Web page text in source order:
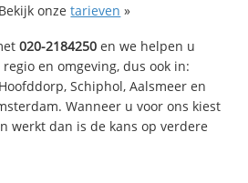
onzetarieven »
020-2184250 en we helpen u
en omgeving, dus ook in:
Schiphol, Aalsmeer en
Wanneer u voor ons kiest
werkt dan is de kans op verdere